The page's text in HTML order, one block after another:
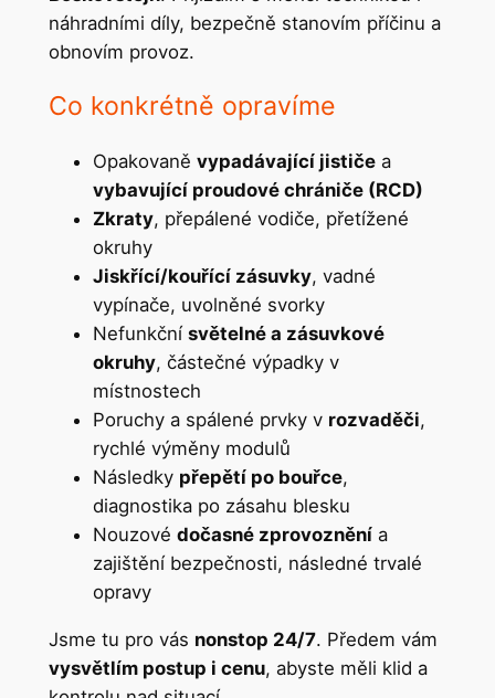
náhradními díly, bezpečně stanovím příčinu a
obnovím provoz.
Co konkrétně opravíme
Opakovaně vypadávající jističea
vybavující proudové chrániče (RCD)
Zkraty, přepálené vodiče, přetížené
okruhy
Jiskřící/kouřící zásuvky, vadné
vypínače, uvolněné svorky
Nefunkční světelné a zásuvkové
okruhy, částečné výpadky v
místnostech
Poruchy a spálené prvky v rozvaděči,
rychlé výměny modulů
Následky přepětí po bouřce,
diagnostika po zásahu blesku
Nouzové dočasné zprovozněnía
zajištění bezpečnosti, následné trvalé
opravy
Jsme tu pro vás nonstop 24/7. Předem vám
vysvětlím postup i cenu, abyste měli klid a